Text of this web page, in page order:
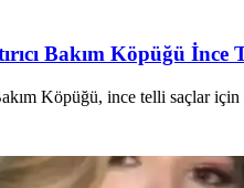
Bakım Köpüğü
Köpüğü, ince telli saçlar